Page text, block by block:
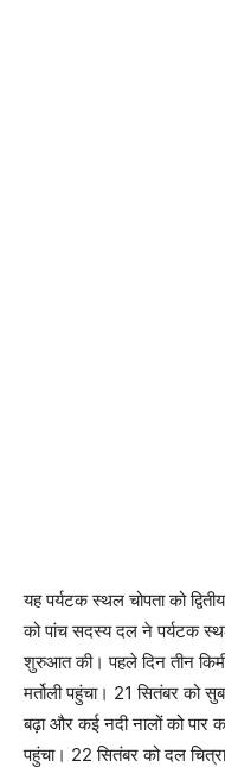
यह पर्यटक स्थल चोपता को
को पांच सदस्य दल ने पर्यटक
शुरुआत की। पहले दिन तीन
मर्तोली पहुंचा। 21 सितंबर को
बढ़ा और कई नदी नालों को पार
पहुंचा। 22 सितंबर को दल